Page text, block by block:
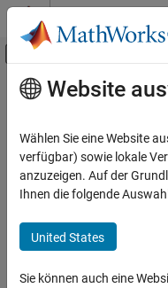
Weiter zum Inhalt
Umschaltung
Startseite der Dokumentation
Hauptinhalt
How
Website
Wählen Sie eine Website
verfügbar) sowie lokale
anzuzeigen. Auf der
Ihnen die folgende
United States
Sie können auch eine